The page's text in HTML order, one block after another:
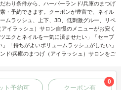
わり条件から、ハーバーランド/兵庫のまつげ
・予約できます。クーポンが豊富で、ネイル
ムラッシュ、上下、3D、低刺激グルー、リペ
イラッシュ）サロン自慢のメニューがお安く
エクとネイルを一気に済ませたい」「セーブ
「持ちがよいボリュームラッシュがしたい」
ド/兵庫のまつげ（アイラッシュ）サロンをご
ト予約可 クーポン有
0